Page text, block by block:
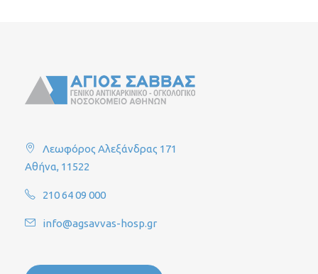
Λεωφόρος Αλεξάνδρας 171
Αθήνα, 11522
210 64 09 000
info@agsavvas-hosp.gr